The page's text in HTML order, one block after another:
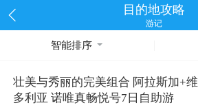
目的地攻略
游记
智能排序
壮美与秀丽的完美组合 阿拉斯加+维
多利亚 诺唯真畅悦号7日自助游